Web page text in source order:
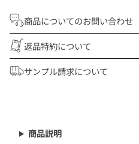
商品についてのお問い合わせ
返品特約について
サンプル請求について
商品説明